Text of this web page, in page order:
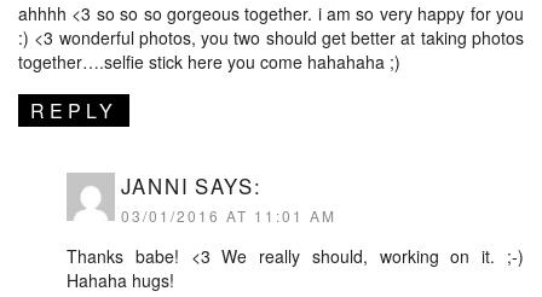
ahhhh <3 so so so gorgeous together. i am so very happy for you
:) <3 wonderful photos, you two should get better at taking photos
together….selfie stick here you come hahahaha ;)
REPLY
JANNI SAYS:
03/01/2016 AT 11:01 AM
Thanks babe! <3 We really should, working on it. ;-)
Hahaha hugs!